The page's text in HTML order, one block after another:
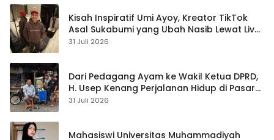
Kisah Inspiratif Umi Ayoy, Kreator TikTok
Asal Sukabumi yang Ubah Nasib Lewat Live
Streaming
31 Juli 2026
Dari Pedagang Ayam ke Wakil Ketua DPRD,
H. Usep Kenang Perjalanan Hidup di Pasar
Cisaat
31 Juli 2026
Mahasiswi Universitas Muhammadiyah